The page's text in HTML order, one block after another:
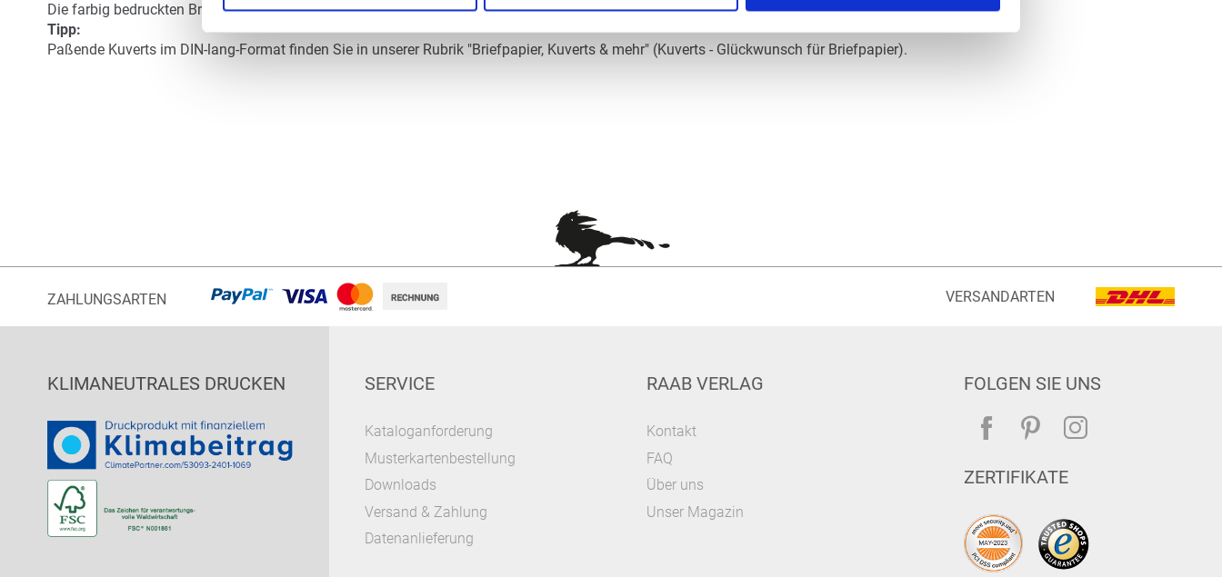
Die farbig bedruckten Briefbögen werden aus hochwertigem, chlorfrei gebleichtem 120 g/qm-Papier hergestellt und sind für jeden Druckertyp geeignet.
Tipp:
Paßende Kuverts im DIN-lang-Format finden Sie in unserer Rubrik "Briefpapier, Kuverts & mehr" (Kuverts - Glückwunsch für Briefpapier).
ZAHLUNGSARTEN VERSANDARTEN
KLIMANEUTRALES DRUCKEN SERVICE
Kataloganforderung
Musterkartenbestellung
Downloads
Versand & Zahlung
Datenanlieferung
RAAB VERLAG
Kontakt
FAQ
Über uns
Unser Magazin
FOLGEN SIE UNS
ZERTIFIKATE